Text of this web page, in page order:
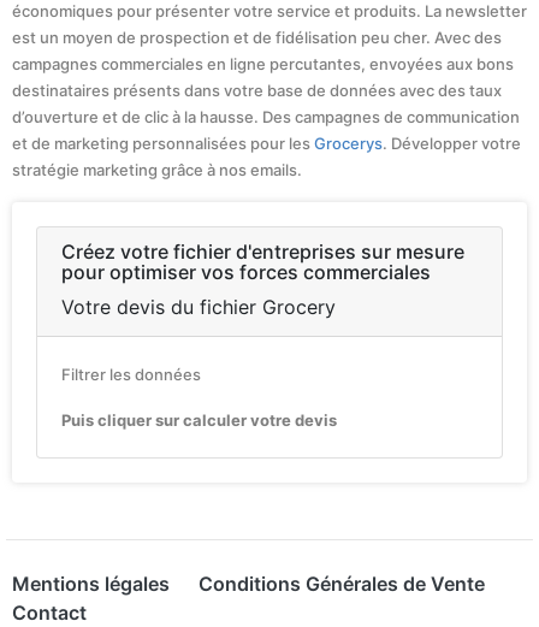
économiques pour présenter votre service et produits. La newsletter
est un moyen de prospection et de fidélisation peu cher. Avec des
campagnes commerciales en ligne percutantes, envoyées aux bons
destinataires présents dans votre base de données avec des taux
d’ouverture et de clic à la hausse. Des campagnes de communication
et de marketing personnalisées pour lesGrocerys. Développer votre
stratégie marketing grâce à nos emails.
Créez votre fichier d'entreprises sur mesure
pour optimiser vos forces commerciales
Votre devis du fichier Grocery
Filtrer les données
Puis cliquer sur calculer votre devis
Mentions légales
Conditions Générales de Vente
Contact